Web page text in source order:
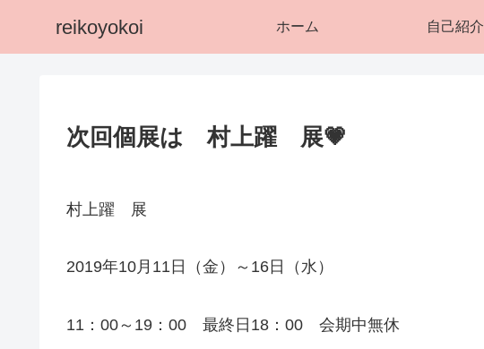
reikoyokoi ホーム 自己紹介
次回個展は 村上躍 展💗
村上躍 展
2019年10月11日（金）～16日（水）
11：00～19：00 最終日18：00 会期中無休